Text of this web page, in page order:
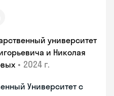
университет
и Николая
• 2024 г.
Университет с